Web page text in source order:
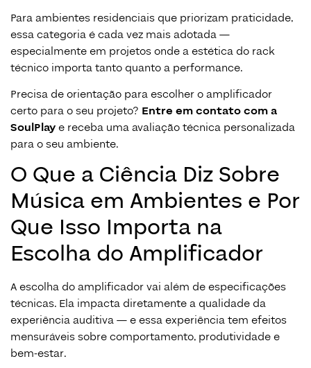
Para ambientes residenciais que priorizam praticidade,
essa categoria é cada vez mais adotada —
especialmente em projetos onde a estética do rack
técnico importa tanto quanto a performance.
Precisa de orientação para escolher o amplificador
certo para o seu projeto? Entre em contato com a
SoulPlaye receba uma avaliação técnica personalizada
para o seu ambiente.
O Que a Ciência Diz Sobre
Música em Ambientes e Por
Que Isso Importa na
Escolha do Amplificador
A escolha do amplificador vai além de especificações
técnicas. Ela impacta diretamente a qualidade da
experiência auditiva — e essa experiência tem efeitos
mensuráveis sobre comportamento, produtividade e
bem-estar.